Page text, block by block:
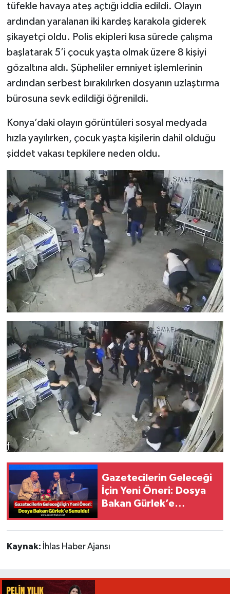
tüfekle havaya ateş açtığı iddia edildi. Olayın
ardından yaralanan iki kardeş karakola giderek
şikayetçi oldu. Polis ekipleri kısa sürede çalışma
başlatarak 5’i çocuk yaşta olmak üzere 8 kişiyi
gözaltına aldı. Şüpheliler emniyet işlemlerinin
ardından serbest bırakılırken dosyanın uzlaştırma
bürosuna sevk edildiği öğrenildi.
Konya’daki olayın görüntüleri sosyal medyada
hızla yayılırken, çocuk yaşta kişilerin dahil olduğu
şiddet vakası tepkilere neden oldu.
Gazetecilerin Geleceği
İçin Yeni Öneri: Dosya
Bakan Gürlek’e
Kaynak: İhlas Haber Ajansı